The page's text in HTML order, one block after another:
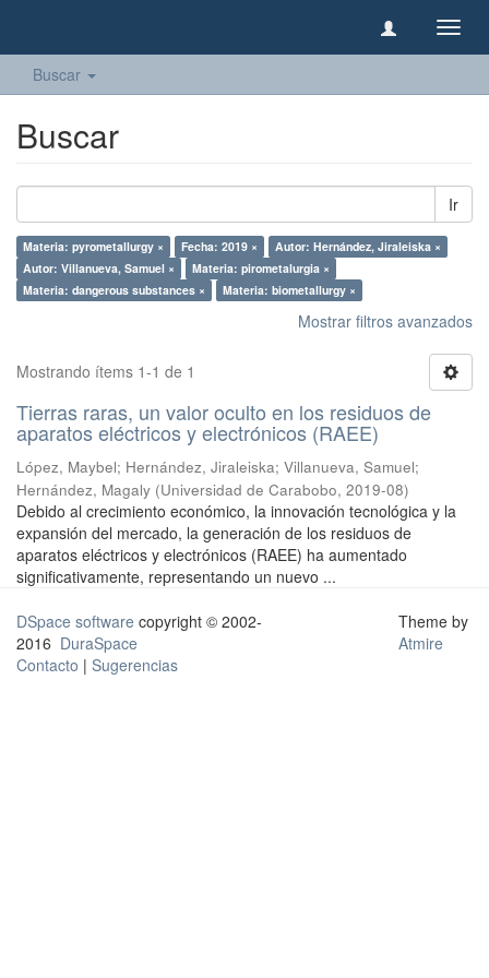
Buscar
Buscar
Ir
Materia: pyrometallurgy × Fecha: 2019 ×
Autor: Hernández, Jiraleiska ×
Autor: Villanueva, Samuel ×
Materia: pirometalurgia ×
Materia: dangerous substances ×
Materia: biometallurgy ×
Mostrar filtros avanzados
Mostrando ítems 1-1 de 1
Tierras raras, un valor oculto en los residuos de
aparatos eléctricos y electrónicos (RAEE)
López, Maybel; Hernández, Jiraleiska; Villanueva, Samuel;
Hernández, Magaly (Universidad de Carabobo, 2019-08)
Debido al crecimiento económico, la innovación tecnológica y la
expansión del mercado, la generación de los residuos de
aparatos eléctricos y electrónicos (RAEE) ha aumentado
significativamente, representando un nuevo ...
DSpace software copyright © 2002-
2016 DuraSpace
Contacto | Sugerencias
Theme by
Atmire